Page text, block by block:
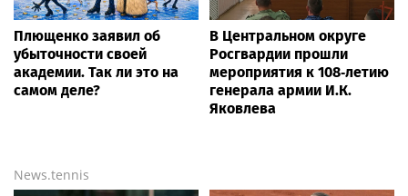
Плющенко заявил об
убыточности своей
академии. Так ли это на
самом деле?
В Центральном округе
Росгвардии прошли
мероприятия к 108‑летию
генерала армии И.К.
Яковлева
News.tennis